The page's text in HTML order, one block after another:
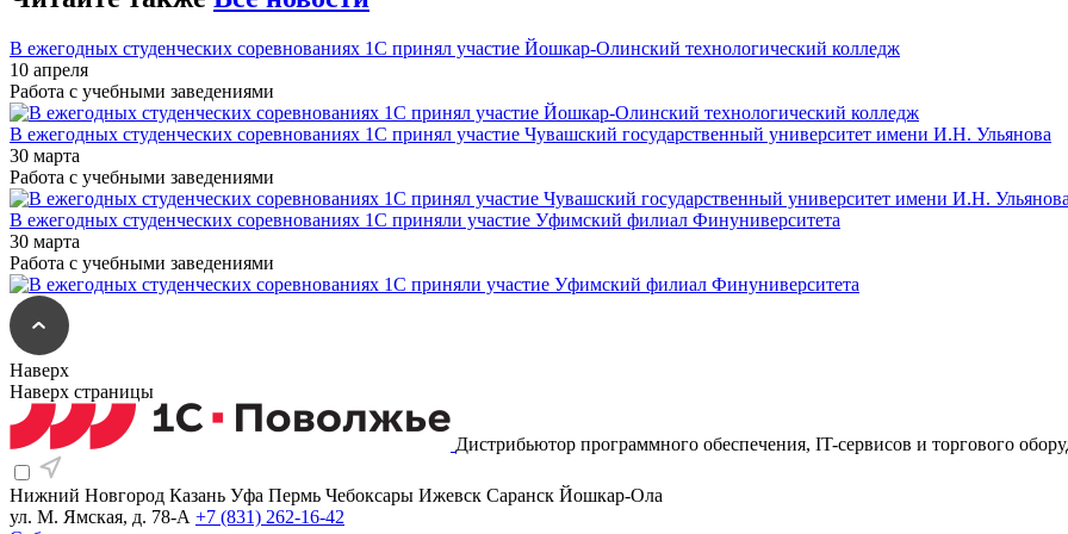
В ежегодных студенческих соревнованиях 1С принял участие Йошкар-Олинский технологический колледж
10 апреля
Работа с учебными заведениями
В ежегодных студенческих соревнованиях 1С принял участие Чувашский государственный университет имени И.Н. Ульянова
30 марта
Работа с учебными заведениями
В ежегодных студенческих соревнованиях 1С приняли участие Уфимский филиал Финуниверситета
30 марта
Работа с учебными заведениями
Наверх
Наверх страницы
Дистрибьютор программного обеспечения, IT-сервисов и торгового
Нижний Новгород Казань Уфа Пермь Чебоксары Ижевск Саранск Йошкар-Ола
ул. М. Ямская, д. 78-А +7 (831) 262-16-42